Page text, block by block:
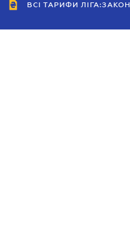
ВСІ ТАРИФИ ЛІГА:ЗАКОН